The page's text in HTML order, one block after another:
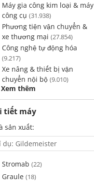
Máy gia công kim loại & máy
công cụ (31.938)
Phương tiện vận chuyển &
xe thương mại (27.854)
Công nghệ tự động hóa
(9.217)
Xe nâng & thiết bị vận
chuyển nội bộ (9.010)
Xem thêm
tiết máy
sản xuất:
Stromab (22)
Graule (18)